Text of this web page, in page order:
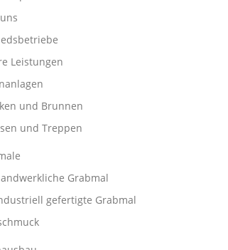
Leistungen
und Brunnen
und Treppen
Grabmal
gefertigte Grabmal